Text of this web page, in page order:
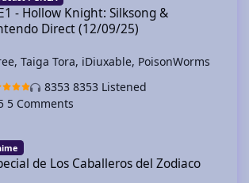
- Hollow Knight: Silksong &
Direct (12/09/25)
,Taiga Tora, iDiuxable, PoisonWorms
8353 Listened
5 Comments
de Los Caballeros del Zodiaco